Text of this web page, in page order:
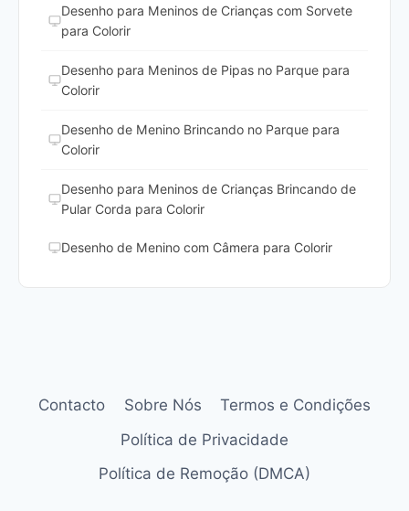
Desenho para Meninos de Crianças com Sorvete
para Colorir
Desenho para Meninos de Pipas no Parque para
Colorir
Desenho de Menino Brincando no Parque para
Colorir
Desenho para Meninos de Crianças Brincando de
Pular Corda para Colorir
Desenho de Menino com Câmera para Colorir
Contacto Sobre Nós
Termos e Condições
Política de Privacidade
Política de Remoção (DMCA)